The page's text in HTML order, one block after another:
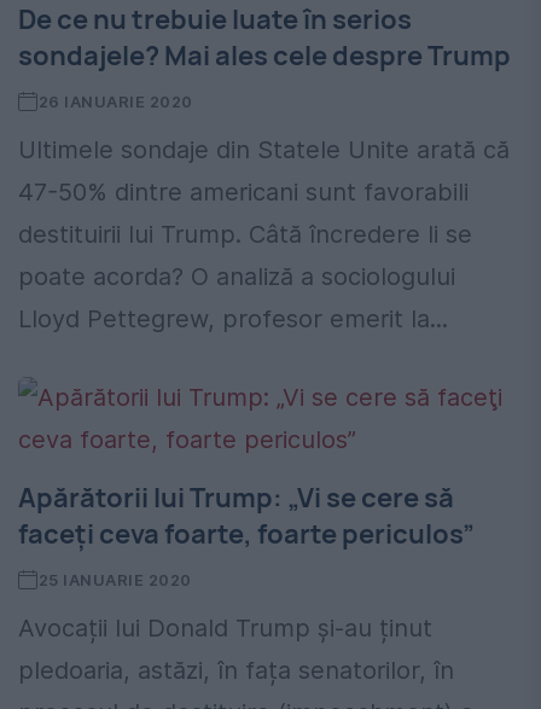
De ce nu trebuie luate în serios
sondajele? Mai ales cele despre Trump
26 IANUARIE 2020
Ultimele sondaje din Statele Unite arată că
47-50% dintre americani sunt favorabili
destituirii lui Trump. Câtă încredere li se
poate acorda? O analiză a sociologului
Lloyd Pettegrew, profesor emerit la...
Apărătorii lui Trump: „Vi se cere să
faceţi ceva foarte, foarte periculos”
25 IANUARIE 2020
Avocații lui Donald Trump și-au ținut
pledoaria, astăzi, în fața senatorilor, în